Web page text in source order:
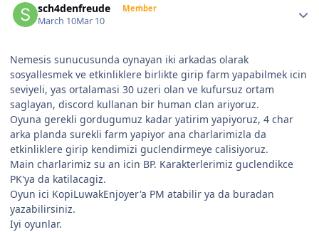
sch4denfreude Member
March 10Mar 10
Nemesis sunucusunda oynayan iki arkadas olarak
sosyallesmek ve etkinliklere birlikte girip farm yapabilmek icin
seviyeli, yas ortalamasi 30 uzeri olan ve kufursuz ortam
saglayan, discord kullanan bir human clan ariyoruz.
Oyuna gerekli gordugumuz kadar yatirim yapiyoruz, 4 char
arka planda surekli farm yapiyor ana charlarimizla da
etkinliklere girip kendimizi guclendirmeye calisiyoruz.
Main charlarimiz su an icin BP. Karakterlerimiz guclendikce
PK'ya da katilacagiz.
Oyun ici KopiLuwakEnjoyer'a PM atabilir ya da buradan
yazabilirsiniz.
Iyi oyunlar.